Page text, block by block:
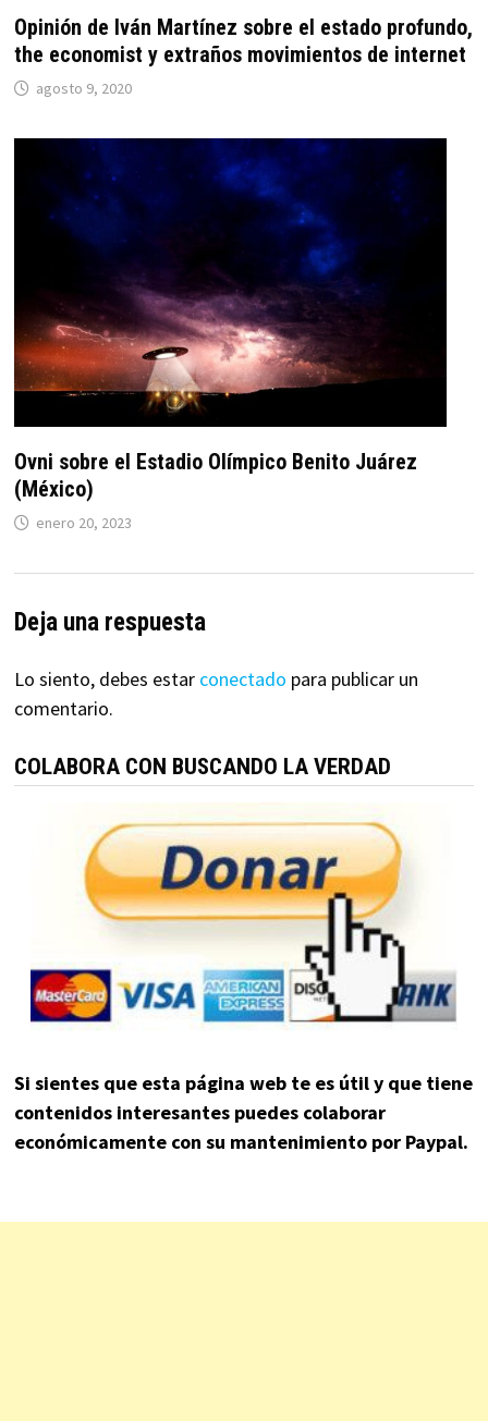
Opinión de Iván Martínez sobre el estado profundo,
the economist y extraños movimientos de internet
agosto 9, 2020
Ovni sobre el Estadio Olímpico Benito Juárez
(México)
enero 20, 2023
Deja una respuesta
Lo siento, debes estar conectado para publicar un
comentario.
COLABORA CON BUSCANDO LA VERDAD
Si sientes que esta página web te es útil y que tiene
contenidos interesantes puedes colaborar
económicamente con su mantenimiento por Paypal.